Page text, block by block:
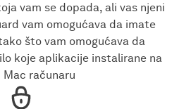
vam se dopada, ali vas njeni
vam omogućava da imate
što vam omogućava da
koje aplikacije instalirane na
Mac računaru